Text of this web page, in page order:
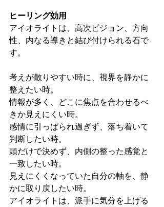
ヒーリング効用
アイオライトは、高次ビジョン、方向
性、内なる導きと結び付けられる石で
す。
考えが散りやすい時に、視界を静かに
整えたい時。
情報が多く、どこに焦点を合わせるべ
きか見えにくい時。
感情に引っぱられ過ぎず、落ち着いて
判断したい時。
頭だけで決めず、内側の整った感覚と
一致したい時。
見えにくくなっていた自分の軸を、静
かに取り戻したい時。
アイオライトは、派手に気分を上げる